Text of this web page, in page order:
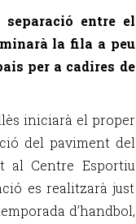
entre el
la fila a peu
per a cadires de
iniciarà el proper
del paviment del
al Centre Esportiu
es realitzarà just
d’handbol,